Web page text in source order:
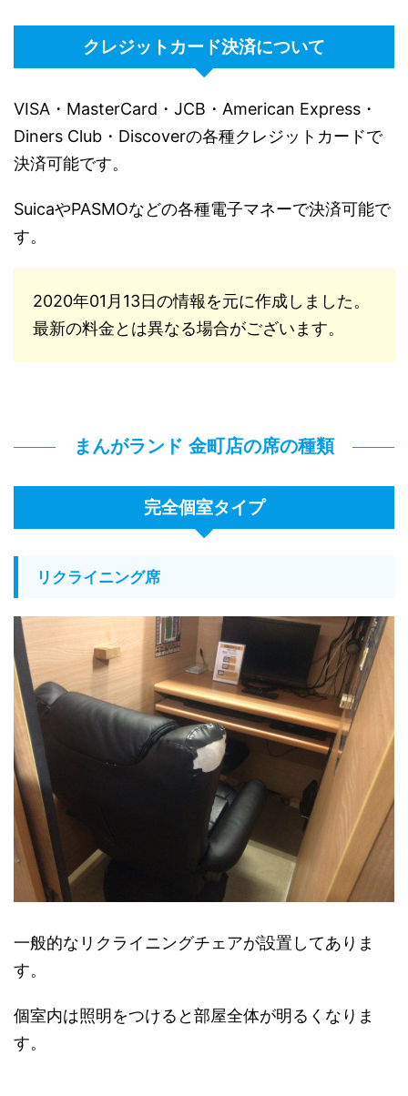
クレジットカード決済について
VISA・MasterCard・JCB・American Express・
Diners Club・Discoverの各種クレジットカードで
決済可能です。
SuicaやPASMOなどの各種電子マネーで決済可能で
す。
2020年01月13日の情報を元に作成しました。
最新の料金とは異なる場合がございます。
まんがランド 金町店の席の種類
完全個室タイプ
リクライニング席
一般的なリクライニングチェアが設置してありま
す。
個室内は照明をつけると部屋全体が明るくなりま
す。